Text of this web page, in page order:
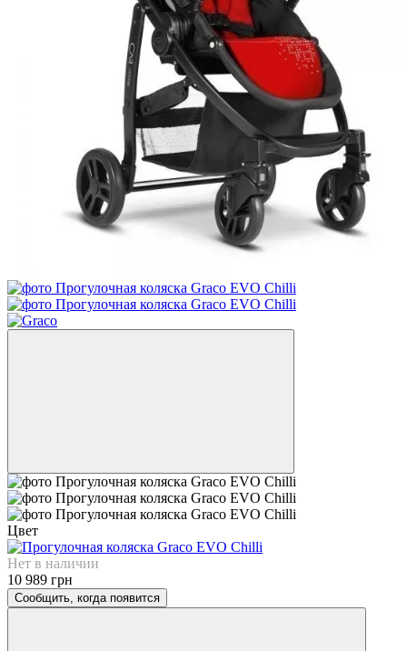
Цвет
Нет в наличии
10 989 грн
Сообщить, когда появится